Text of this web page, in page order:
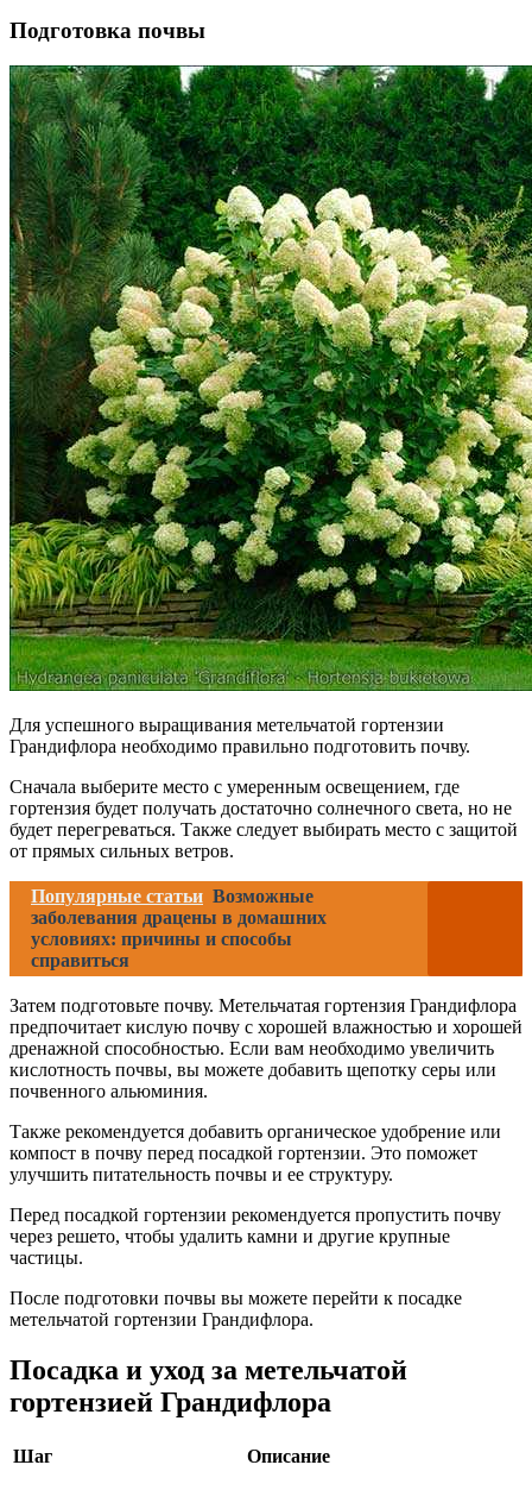
Подготовка почвы
Для успешного выращивания метельчатой гортензии
Грандифлора необходимо правильно подготовить почву.
Сначала выберите место с умеренным освещением, где
гортензия будет получать достаточно солнечного света, но не
будет перегреваться. Также следует выбирать место с защитой
от прямых сильных ветров.
Популярные статьи Возможные
заболевания драцены в домашних
условиях: причины и способы
справиться
Затем подготовьте почву. Метельчатая гортензия Грандифлора
предпочитает кислую почву с хорошей влажностью и хорошей
дренажной способностью. Если вам необходимо увеличить
кислотность почвы, вы можете добавить щепотку серы или
почвенного альюминия.
Также рекомендуется добавить органическое удобрение или
компост в почву перед посадкой гортензии. Это поможет
улучшить питательность почвы и ее структуру.
Перед посадкой гортензии рекомендуется пропустить почву
через решето, чтобы удалить камни и другие крупные
частицы.
После подготовки почвы вы можете перейти к посадке
метельчатой гортензии Грандифлора.
Посадка и уход за метельчатой
гортензией Грандифлора
Шаг Описание